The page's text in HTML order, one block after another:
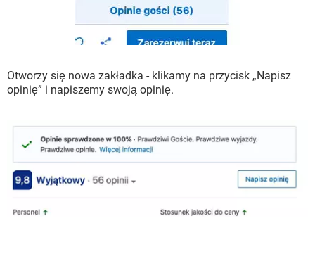
Otworzy się nowa zakładka - klikamy na przycisk „Napisz
opinię” i napiszemy swoją opinię.